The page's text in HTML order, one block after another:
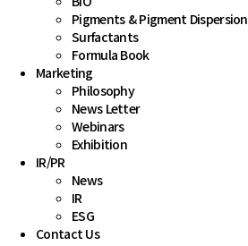
Pigments & Pigment Dispersion
Surfactants
Formula Book
Marketing
Philosophy
News Letter
Webinars
Exhibition
IR/PR
News
IR
ESG
Contact Us